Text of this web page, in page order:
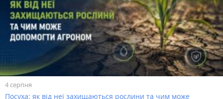
4 серпня
Посуха: як від неї захищаються рослини та чим може